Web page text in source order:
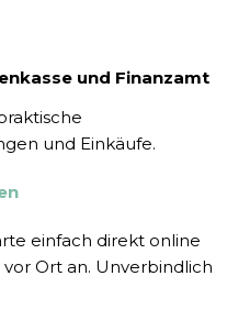
und Finanzamt
und Einkäufe.
einfach direkt online
Ort an. Unverbindlich